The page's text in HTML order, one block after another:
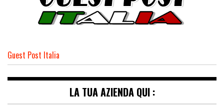
Guest Post Italia
LA TUA AZIENDA QUI :